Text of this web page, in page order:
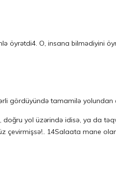
öyrətdi4. O, insana bilmədiyini
gördüyündə tamamilə yolundan
yol üzərində idisə, ya da
çevirmişsə!.. 14Salaata mane